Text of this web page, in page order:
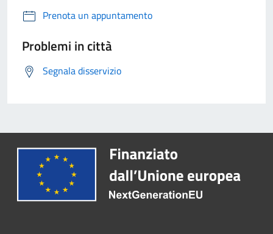
Prenota un appuntamento
Problemi in città
Segnala disservizio